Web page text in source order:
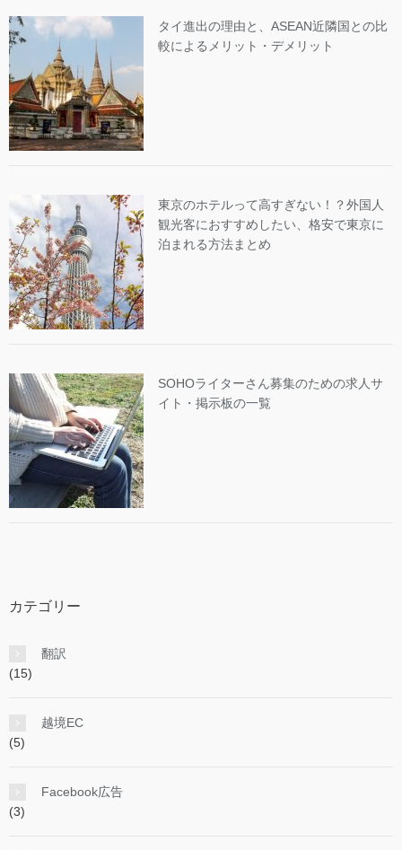
タイ進出の理由と、ASEAN近隣国との比
較によるメリット・デメリット
東京のホテルって高すぎない！？外国人
観光客におすすめしたい、格安で東京に
泊まれる方法まとめ
SOHOライターさん募集のための求人サ
イト・掲示板の一覧
カテゴリー
翻訳
(15)
越境EC
(5)
Facebook広告
(3)